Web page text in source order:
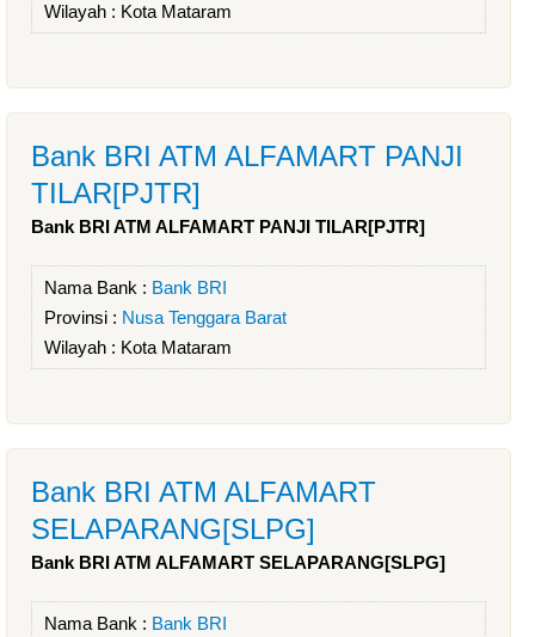
Wilayah : Kota Mataram
Bank BRI ATM ALFAMART PANJI
TILAR[PJTR]
Bank BRI ATM ALFAMART PANJI TILAR[PJTR]
Nama Bank : Bank BRI
Provinsi : Nusa Tenggara Barat
Wilayah : Kota Mataram
Bank BRI ATM ALFAMART
SELAPARANG[SLPG]
Bank BRI ATM ALFAMART SELAPARANG[SLPG]
Nama Bank : Bank BRI